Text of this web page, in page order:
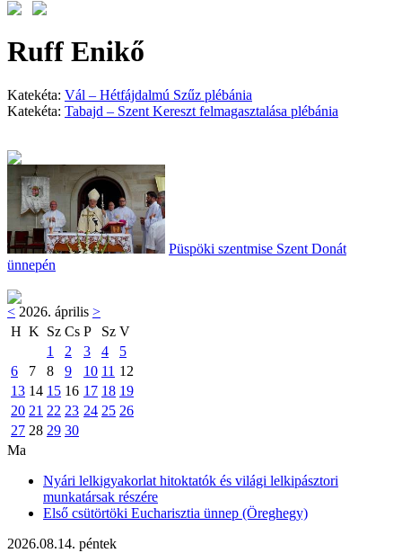
Ruff Enikő
Katekéta: Vál – Hétfájdalmú Szűz plébánia
Katekéta: Tabajd – Szent Kereszt felmagasztalása plébánia
Püspöki szentmise Szent Donát
ünnepén
< 2026. április >
H K Sz Cs P Sz V
1
2 3 4
5
6
7 8 9 10 11 12
13 14 15 16 17 18 19
20 21 22 23 24 25 26
27 28 29 30
Ma
Nyári lelkigyakorlat hitoktatók és világi lelkipásztori
munkatársak részére
Első csütörtöki Eucharisztia ünnep (Öreghegy)
2026.08.14. péntek